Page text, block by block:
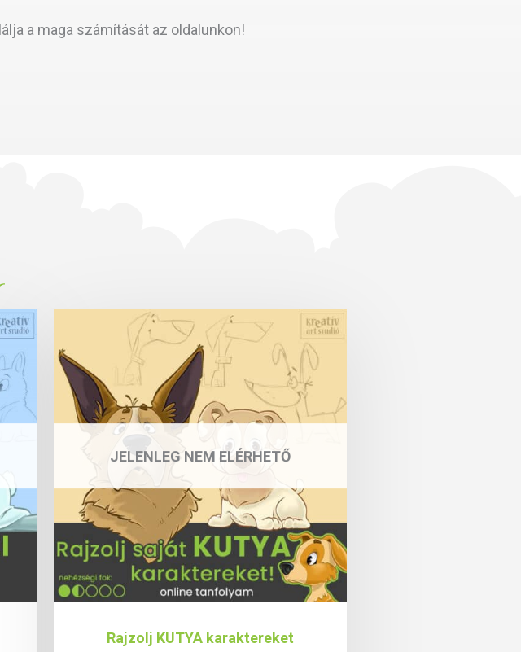
a maga számítását az oldalunkon!
JELENLEG NEM ELÉRHETŐ
Rajzolj KUTYA karaktereket